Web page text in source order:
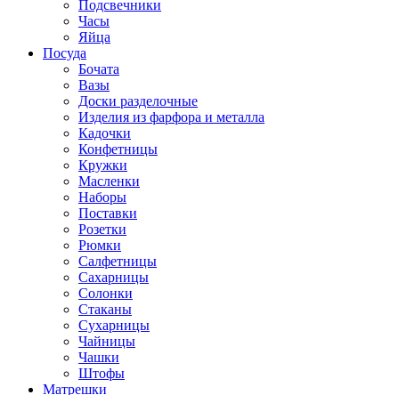
Подсвечники
Часы
Яйца
Посуда
Бочата
Вазы
Доски разделочные
Изделия из фарфора и металла
Кадочки
Конфетницы
Кружки
Масленки
Наборы
Поставки
Розетки
Рюмки
Салфетницы
Сахарницы
Солонки
Стаканы
Сухарницы
Чайницы
Чашки
Штофы
Матрешки